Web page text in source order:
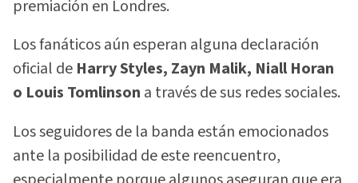
premiación en Londres.
Los fanáticos aún esperan alguna declaración
oficial de Harry Styles, Zayn Malik, Niall Horan
o Louis Tomlinson a través de sus redes sociales.
Los seguidores de la banda están emocionados
ante la posibilidad de este reencuentro,